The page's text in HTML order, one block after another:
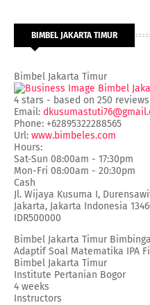
BIMBEL JAKARTA TIMUR
Bimbel Jakarta Timur
4 stars - based on 250 reviews
Email:
Phone: +62895322288565
Url: www.bimbeles.com
Hours:
Sat-Sun 08:00am - 17:30pm
Mon-Fri 08:00am - 20:30pm
Cash
Jl. Wijaya Kusuma I,
Jakarta, Jakarta Indonesia
IDR500000
Bimbel Jakarta Timur
Adaptif Soal Matematika IPA
Bimbel Jakarta Timur
Institute Pertanian Bogor
4 weeks
Instructors